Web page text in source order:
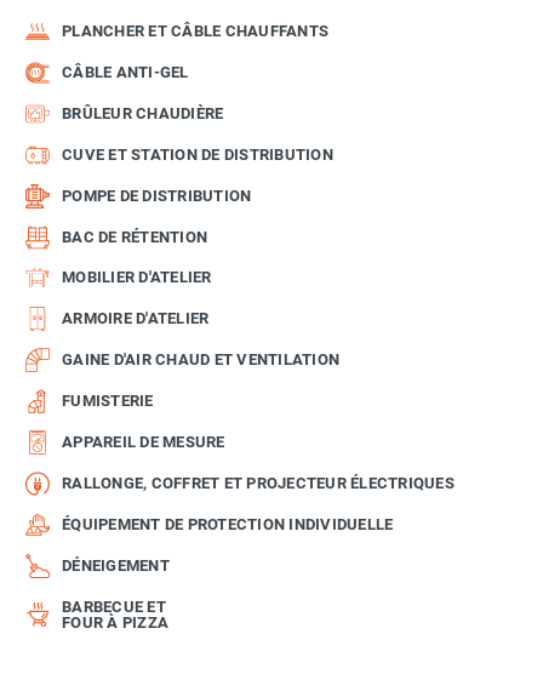
PLANCHER ET CÂBLE CHAUFFANTS
CÂBLE ANTI-GEL
BRÛLEUR CHAUDIÈRE
CUVE ET STATION DE DISTRIBUTION
POMPE DE DISTRIBUTION
BAC DE RÉTENTION
MOBILIER D'ATELIER
ARMOIRE D'ATELIER
GAINE D'AIR CHAUD ET VENTILATION
FUMISTERIE
APPAREIL DE MESURE
RALLONGE, COFFRET ET PROJECTEUR ÉLECTRIQUES
ÉQUIPEMENT DE PROTECTION INDIVIDUELLE
DÉNEIGEMENT
BARBECUE ET
FOUR À PIZZA